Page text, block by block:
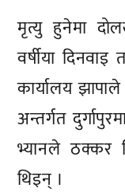
मृत्यु हुनेमा
वर्षीया दिनवाइ
कार्यालय
अन्तर्गत
भ्यानले ठक्कर
थिइन् ।